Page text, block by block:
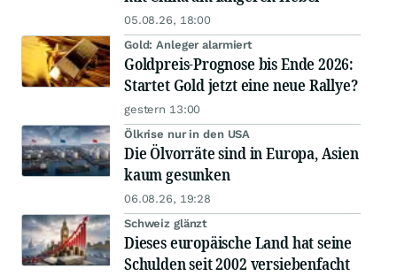
05.08.26, 18:00
Gold: Anleger alarmiert
Goldpreis-Prognose bis Ende 2026:
Startet Gold jetzt eine neue Rallye?
gestern 13:00
Ölkrise nur in den USA
Die Ölvorräte sind in Europa, Asien
kaum gesunken
06.08.26, 19:28
Schweiz glänzt
Dieses europäische Land hat seine
Schulden seit 2002 versiebenfacht